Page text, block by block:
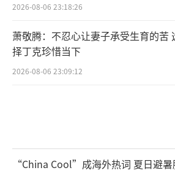
2026-08-06 23:18:26
萧敬腾：不忍心让妻子承受生育的苦
择丁克珍惜当下
2026-08-06 23:09:12
“China Cool”成海外热词 夏日避暑